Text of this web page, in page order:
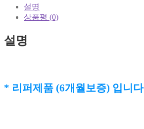
설명
상품평 (0)
설명
* 리퍼제품 (6개월보증) 입니다